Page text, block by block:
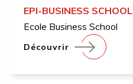
EPI-BUSINESS SCHOOL
Ecole Business School
Découvrir